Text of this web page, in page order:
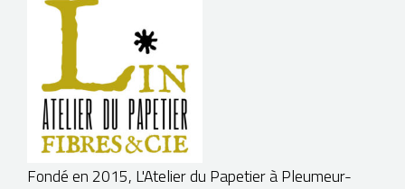
Fondé en 2015, L'Atelier du Papetier à Pleumeur-